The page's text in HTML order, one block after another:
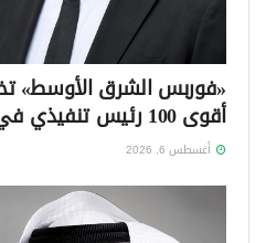
«فوربس الشرق الأوسط»
أقوى 100 رئيس تنفيذي في المنطقة لعام 2026
أغسطس 6, 2026